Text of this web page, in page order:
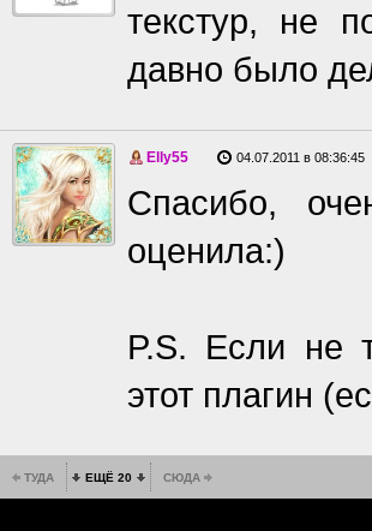
текстур, не
давно было
Elly55 04.07.2011 в 08:36:45
Спасибо,
оценила:)
P.S. Если не
этот плагин
ТУДА ЕЩЁ 20 СЮДА